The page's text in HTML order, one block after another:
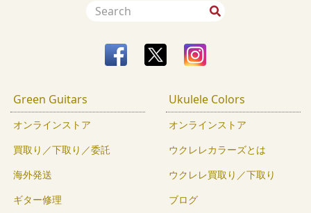
Green Guitars
オンラインストア
買取り／下取り／委託
海外発送
ギター修理
Ukulele Colors
オンラインストア
ウクレレカラーズとは
ウクレレ買取り／下取り
ブログ